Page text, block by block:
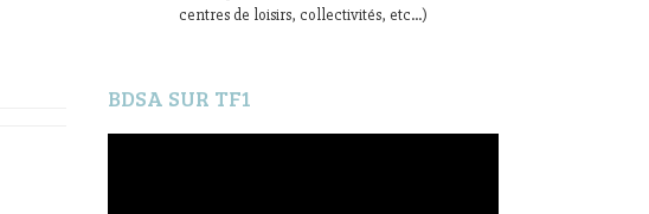
centres de loisirs, collectivités, etc...)
BDSA SUR TF1